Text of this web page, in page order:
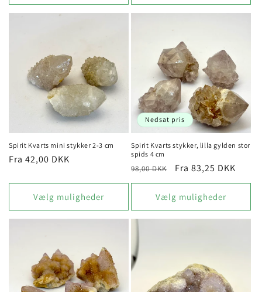
Spirit Kvarts mini stykker 2-3 cm
Normalpris
Fra 42,00 DKK
Vælg muligheder
Nedsat pris
Spirit Kvarts stykker, lilla gylden stor
spids 4 cm
Normalpris
98,00 DKK Udsalgspris
Fra 83,25 DKK
Vælg muligheder